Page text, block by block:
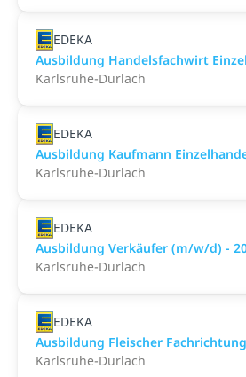
EDEKA
Ausbildung Handelsfachwirt
Karlsruhe-Durlach
EDEKA
Ausbildung Kaufmann
Karlsruhe-Durlach
EDEKA
Ausbildung Verkäufer (m/w/d) -
Karlsruhe-Durlach
EDEKA
Ausbildung Fleischer
Karlsruhe-Durlach